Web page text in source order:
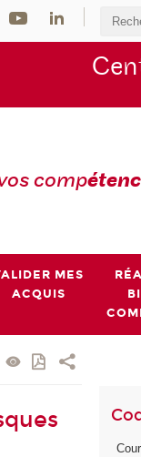
comp
MES
ACQUIS